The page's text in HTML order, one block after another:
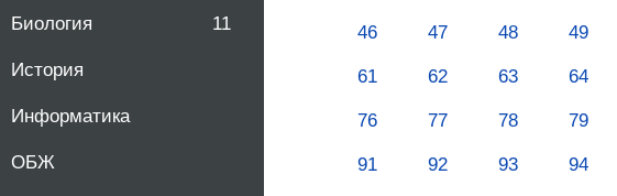
Биология
История
Информатика
ОБЖ
11 46 47 48 49
61 62 63 64
76 77 78 79
91 92 93 94